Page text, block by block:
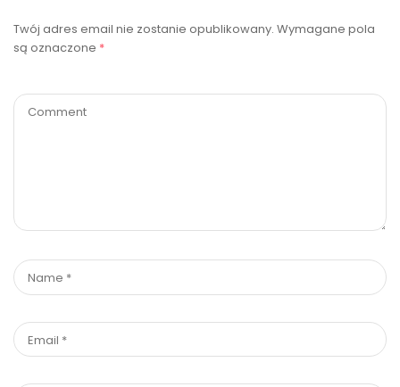
Twój adres email nie zostanie opublikowany. Wymagane pola
są oznaczone *